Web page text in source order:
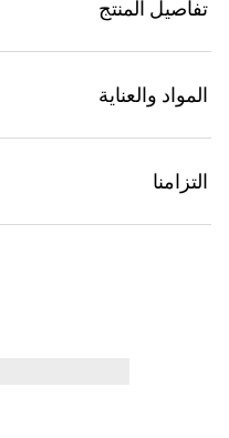
تفاصيل المنتج
المواد والعناية
التزامنا